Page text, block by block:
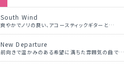
South Wind
爽やかでノリの良い、アコースティックギターと…
New Departure
前向きで温かみのある希望に満ちた雰囲気の曲で…